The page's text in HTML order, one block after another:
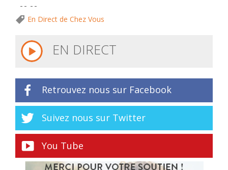
En Direct de Chez Vous
EN DIRECT
Retrouvez nous sur Facebook
Suivez nous sur Twitter
You Tube